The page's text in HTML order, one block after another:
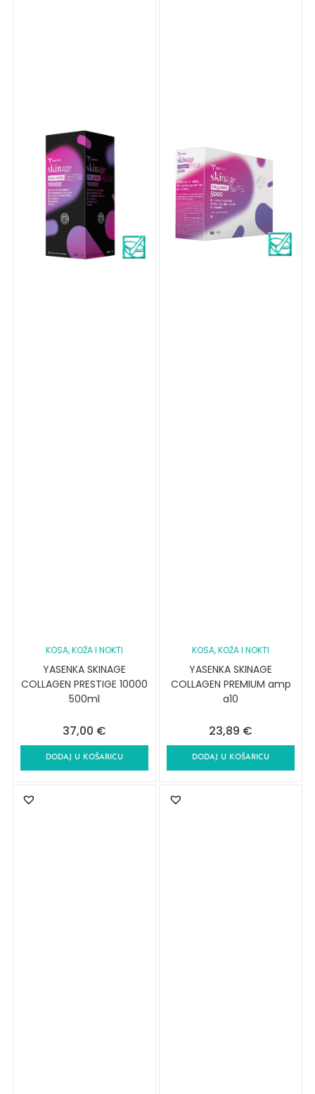
KOSA, KOŽA I NOKTI
YASENKA SKINAGE
COLLAGEN PRESTIGE 10000
500ml
37,00 €
DODAJ U KOŠARICU
KOSA, KOŽA I NOKTI
YASENKA SKINAGE
COLLAGEN PREMIUM amp
a10
23,89 €
DODAJ U KOŠARICU